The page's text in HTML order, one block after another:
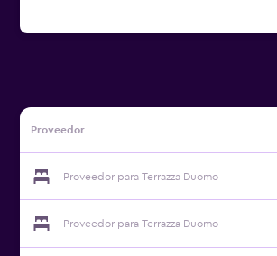
Proveedor
Proveedor para Terrazza Duomo
Proveedor para Terrazza Duomo